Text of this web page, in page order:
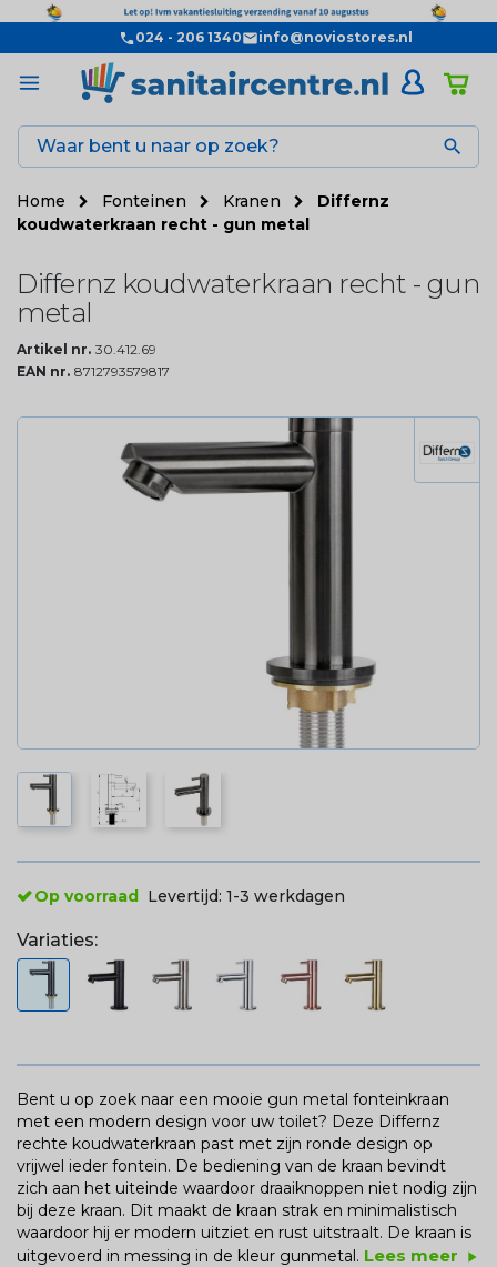
024 - 206 1340 info@noviostores.nl

Home Fonteinen Kranen
Differnz
koudwaterkraan recht - gun metal
Differnz koudwaterkraan recht - gun
metal
Artikel nr. 30.412.69
EAN nr. 8712793579817
Op voorraad Levertijd: 1-3 werkdagen
Variaties:
Bent u op zoek naar een mooie gun metal fonteinkraan
met een modern design voor uw toilet? Deze Differnz
rechte koudwaterkraan past met zijn ronde design op
vrijwel ieder fontein. De bediening van de kraan bevindt
zich aan het uiteinde waardoor draaiknoppen niet nodig zijn
bij deze kraan. Dit maakt de kraan strak en minimalistisch
waardoor hij er modern uitziet en rust uitstraalt. De kraan is
uitgevoerd in messing in de kleur gunmetal. Lees meer play_arrow